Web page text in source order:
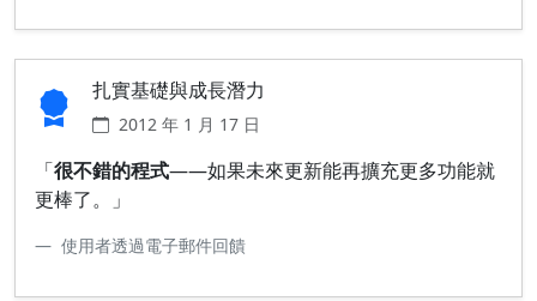
扎實基礎與成長潛力
2012 年 1 月 17 日
「很不錯的程式——如果未來更新能再擴充更多功能就
更棒了。」
使用者透過電子郵件回饋